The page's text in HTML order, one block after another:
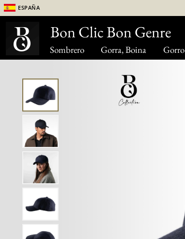
Sombrero Gorra, Boina Gorro
España
Bon Clic Bon Genre